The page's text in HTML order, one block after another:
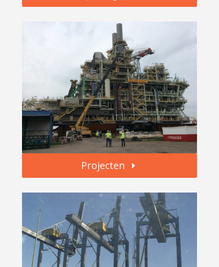
Projecten